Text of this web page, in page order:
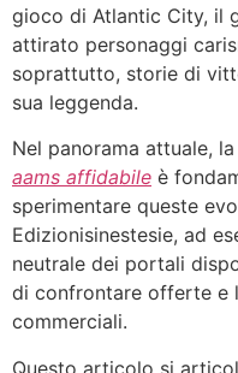
gioco di Atlantic City, il
attirato personaggi
soprattutto, storie di
sua leggenda.
Nel panorama attuale,
aams affidabile è
sperimentare queste
Edizionisinestesie, ad
neutrale dei portali
di confrontare offerte e
commerciali.
Questo articolo si